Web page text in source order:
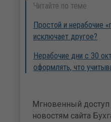
Читайте по теме
Простой и нерабочие
исключает другое?
Нерабочие дни с 30
оформлять, что
Мгновенный доступ
новостям сайта